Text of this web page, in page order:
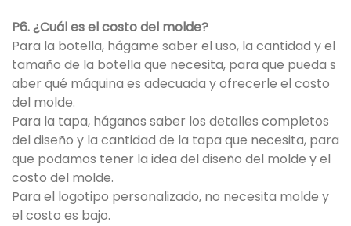
P6. ¿Cuál es el costo del molde?
Para la botella, hágame saber el uso, la cantidad y el
tamaño de la botella que necesita, para que pueda s
aber qué máquina es adecuada y ofrecerle el costo
del molde.
Para la tapa, háganos saber los detalles completos
del diseño y la cantidad de la tapa que necesita, para
que podamos tener la idea del diseño del molde y el
costo del molde.
Para el logotipo personalizado, no necesita molde y
el costo es bajo.